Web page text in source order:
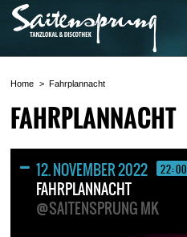
Home Fahrplannacht
FAHRPLANNACHT
12. NOVEMBER 2022 22:00
FAHRPLANNACHT
@SAITENSPRUNG MK